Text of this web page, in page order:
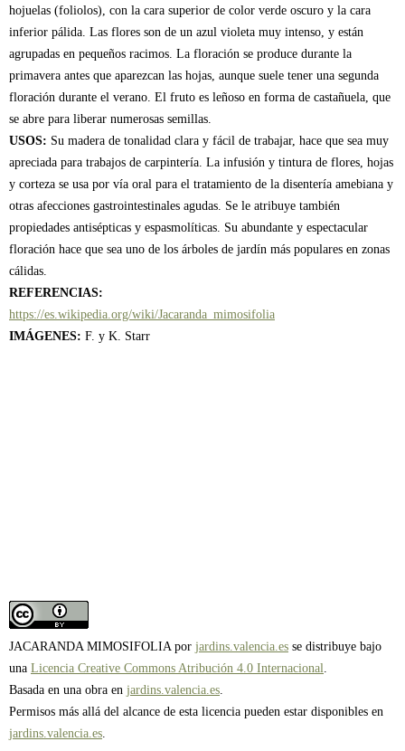
hojuelas (foliolos), con la cara superior de color verde oscuro y la cara
inferior pálida. Las flores son de un azul violeta muy intenso, y están
agrupadas en pequeños racimos. La floración se produce durante la
primavera antes que aparezcan las hojas, aunque suele tener una segunda
floración durante el verano. El fruto es leñoso en forma de castañuela, que
se abre para liberar numerosas semillas.
USOS: Su madera de tonalidad clara y fácil de trabajar, hace que sea muy
apreciada para trabajos de carpintería. La infusión y tintura de flores, hojas
y corteza se usa por vía oral para el tratamiento de la disentería amebiana y
otras afecciones gastrointestinales agudas. Se le atribuye también
propiedades antisépticas y espasmolíticas. Su abundante y espectacular
floración hace que sea uno de los árboles de jardín más populares en zonas
cálidas.
REFERENCIAS:
https://es.wikipedia.org/wiki/Jacaranda_mimosifolia
IMÁGENES: F. y K. Starr
JACARANDA MIMOSIFOLIA por jardins.valencia.es se distribuye bajo
una Licencia Creative Commons Atribución 4.0 Internacional
Basada en una obra en jardins.valencia.es
Permisos más allá del alcance de esta licencia pueden estar disponibles en
jardins.valencia.es